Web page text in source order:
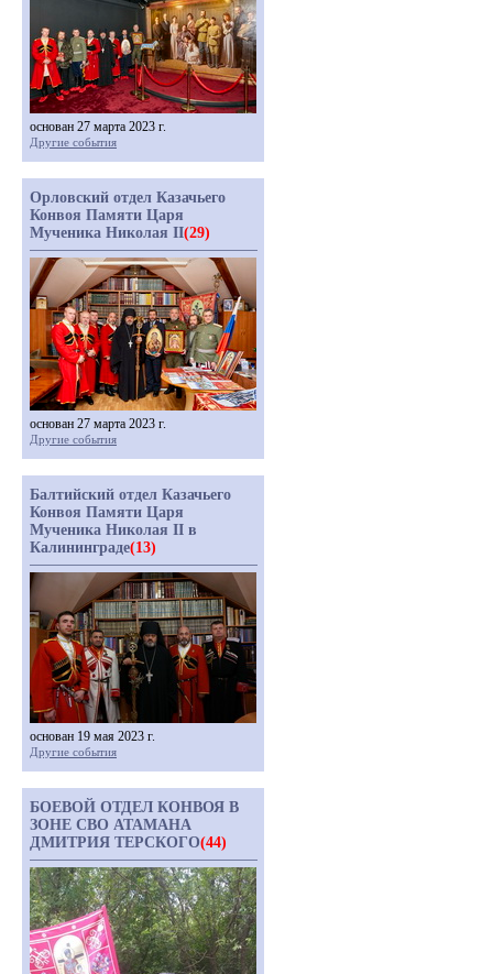
основан 27 марта 2023 г.
Другие события
Орловский отдел Казачьего
Конвоя Памяти Царя
Мученика Николая II(29)
основан 27 марта 2023 г.
Другие события
Балтийский отдел Казачьего
Конвоя Памяти Царя
Мученика Николая II в
Калининграде(13)
основан 19 мая 2023 г.
Другие события
БОЕВОЙ ОТДЕЛ КОНВОЯ В
ЗОНЕ СВО АТАМАНА
ДМИТРИЯ ТЕРСКОГО(44)